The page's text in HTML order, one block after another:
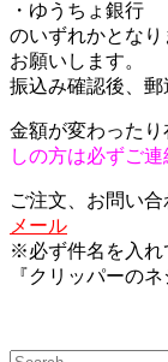
・ゆうちょ銀行
のいずれかとな
お願いします。
振込み確認後、郵
金額が変わったり
しの方は必ずご連
ご注文、お問い合
メール
※必ず件名を入れ
『クリッパーの